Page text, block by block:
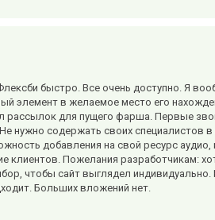
быстро. Все очень доступно. Я
элемент в желаемое место его
рассылок для пущего фарша. Первые
нужно содержать своих специалистов
добавления на свой ресурс
клиентов. Пожелания разработчикам:
чтобы сайт выглядел
Больших вложений нет.